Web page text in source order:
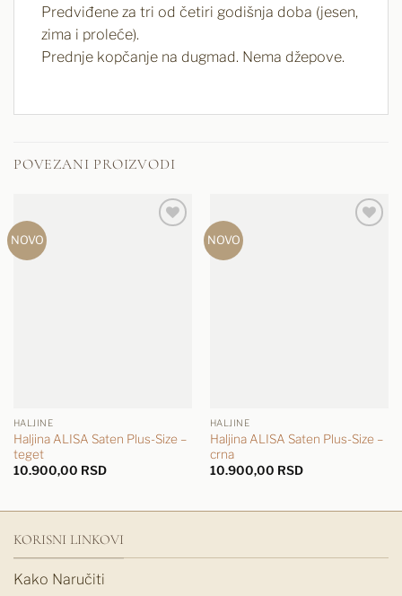
Predviđene za tri od četiri godišnja doba (jesen,
zima i proleće).
Prednje kopčanje na dugmad. Nema džepove.
POVEZANI PROIZVODI
NOVO
HALJINE
Haljina ALISA Saten Plus-Size –
teget
10.900,00 RSD
NOVO
HALJINE
Haljina ALISA Saten Plus-Size –
crna
10.900,00 RSD
KORISNI LINKOVI
Kako Naručiti